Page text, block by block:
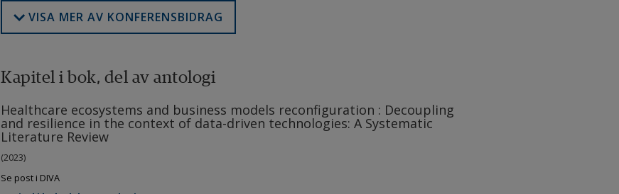
VISA MER AV KONFERENSBIDRAG
Kapitel i bok, del av antologi
Healthcare ecosystems and business models reconfiguration : Decoupling
and resilience in the context of data-driven technologies: A Systematic
Literature Review
(2023)
Se post i DIVA